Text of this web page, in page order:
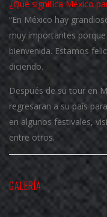
¿Qué significa México
“En México hay
muy importantes
bienvenida. Estamos
diciendo.
Después de su tour en
regresaran a su país
en algunos festivales,
entre otros.
GALERÍA